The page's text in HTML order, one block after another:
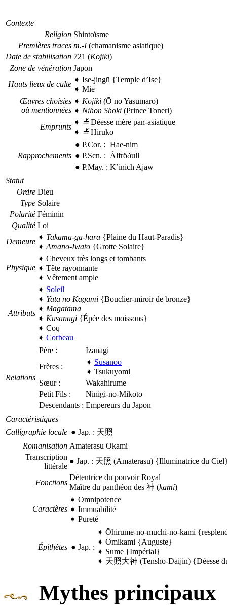
Contexte
Religion Shintoïsme
Premières traces m.-I(chamanisme asiatique)
Date de stabilisation 721 (Kojiki)
Zone de vénération Japon
Hauts lieux de culte
➧ Ise-jingū {Temple d’Ise}
➧ Mie
Œuvres choisies
où mentionnées
➧ Kojiki (Ō no Yasumaro)
➧ Nihon Shoki (Prince Toneri)
Emprunts
➧ ≚Déesse mère pan-asiatique
➧ ≚Hiruko
Rapprochements
● P.Cor. : Hae-nim
● P.Scn. : Álfröðull
● P.May. : K’inich Ajaw
Statut
Ordre Dieu
Type Solaire
Polarité Féminin
Qualité Loi
Demeure
➧ Takama-ga-hara {Plaine du Haut-Paradis}
➧ Amano-Iwato {Grotte Solaire}
Physique
➧ Cheveux très longs et tombants
➧ Tête rayonnante
➧ Vêtement ample
Attributs
➧ Soleil
➧ Yata no Kagami {Bouclier-miroir de bronze}
➧ Magatama
➧ Kusanagi {Épée des moissons}
➧ Coq
➧ Corbeau
Relations
Père :
Izanagi
Frères :
➧ Susanoo
➧ Tsukuyomi
Sœur :
Wakahirume
Petit Fils :
Ninigi-no-Mikoto
Descendants : Empereurs du Japon
Caractéristiques
Calligraphie locale ● Jap. : 天照
Romanisation Amaterasu Okami
Transcription
littérale
● Jap. : 天照 (Amaterasu) {Illuminatrice du
Fonctions
Détentrice du pouvoir Royal
Maître du panthéon des 神 (kami)
Caractères
➧ Omnipotence
➧ Immuabilité
➧ Pureté
Épithètes ● Jap. :
➧ Ōhirume-no-muchi-no-kami
➧ Ōmikami {Auguste}
➧ Sume {Impérial}
➧ 天照大神 (Tenshō-Daijin) {Déesse
Mythes principaux